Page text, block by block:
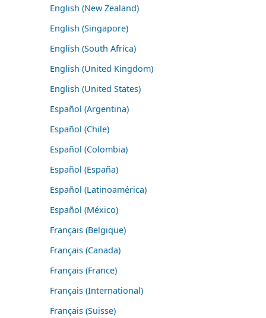
English (New Zealand)
English (Singapore)
English (South Africa)
English (United Kingdom)
English (United States)
Español (Argentina)
Español (Chile)
Español (Colombia)
Español (España)
Español (Latinoamérica)
Español (México)
Français (Belgique)
Français (Canada)
Français (France)
Français (International)
Français (Suisse)